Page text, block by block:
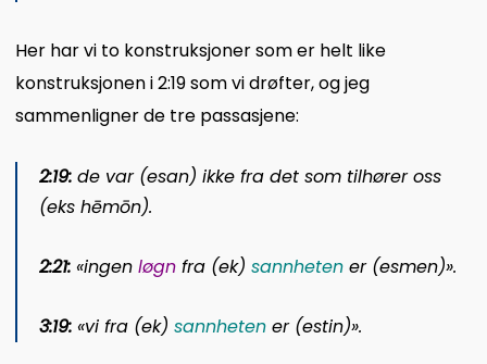
Her har vi to konstruksjoner som er helt like
konstruksjonen i 2:19 som vi drøfter, og jeg
sammenligner de tre passasjene:
2:19:de var (esan) ikke fra det som tilhører oss
(eks hēmōn).
2:21:«ingen løgnfra (ek) sannhetener (esmen)».
3:19:«vi fra (ek) sannhetener (estin)».